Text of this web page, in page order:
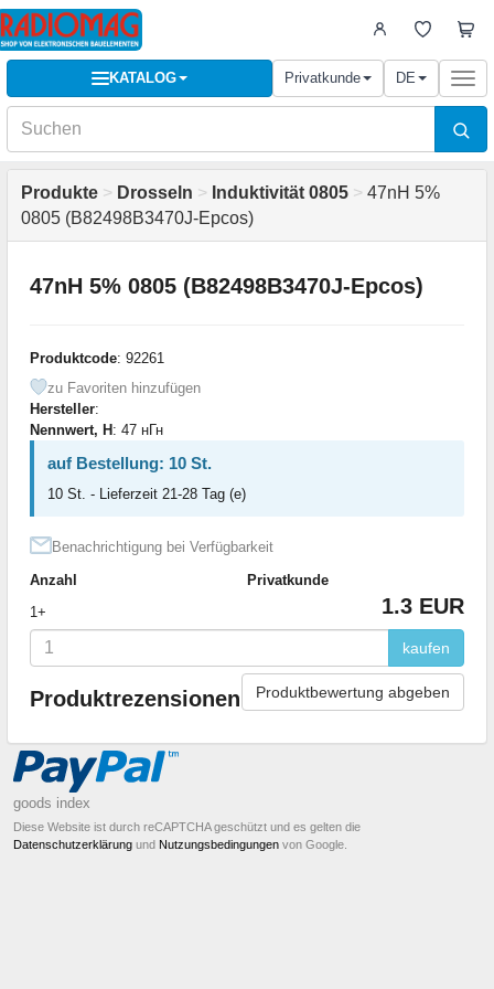
KATALOG Privatkunde DE
Produkte > Drosseln > Induktivität 0805 > 47nH 5%
0805 (B82498B3470J-Epcos)
47nH 5% 0805 (B82498B3470J-Epcos)
Produktcode: 92261
zu Favoriten hinzufügen
Hersteller:
Nennwert, H: 47 нГн
auf Bestellung: 10 St.
10 St. - Lieferzeit 21-28 Tag (e)
Benachrichtigung bei Verfügbarkeit
Anzahl
Privatkunde
1+
1.3 EUR
kaufen
Produktrezensionen Produktbewertung abgeben
goods index
Diese Website ist durch reCAPTCHA geschützt und es gelten die
Datenschutzerklärung und Nutzungsbedingungen von Google.